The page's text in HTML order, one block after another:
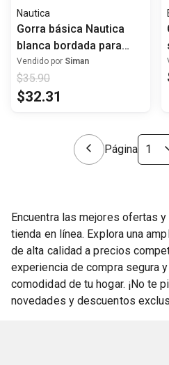
Nautica
Gorra básica Nautica
blanca bordada para
hombre
Vendido por Siman
$35.90
$32.31
Página
Encuentra las mejores ofertas
tienda en línea. Explora una
de alta calidad a precios
experiencia de compra segura
comodidad de tu hogar. ¡No te
novedades y descuentos